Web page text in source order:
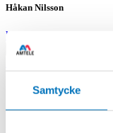
Samtycke
Håkan Nilsson
hakan.nilsson@amtele.se
Visa alla kontaktpersoner